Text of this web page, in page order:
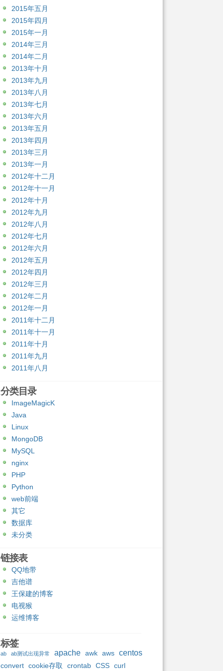
2015年五月
2015年四月
2015年一月
2014年三月
2014年二月
2013年十月
2013年九月
2013年八月
2013年七月
2013年六月
2013年五月
2013年四月
2013年三月
2013年一月
2012年十二月
2012年十一月
2012年十月
2012年九月
2012年八月
2012年七月
2012年六月
2012年五月
2012年四月
2012年三月
2012年二月
2012年一月
2011年十二月
2011年十一月
2011年十月
2011年九月
2011年八月
分类目录
ImageMagicK
Java
Linux
MongoDB
MySQL
nginx
PHP
Python
web前端
其它
数据库
未分类
链接表
QQ地带
吉他谱
王保建的博客
电视猴
运维博客
标签
ab ab测试出现异常 apache awk aws centos
convert cookie存取 crontab CSS curl